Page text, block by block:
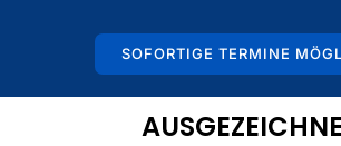
SOFORTIGE TERMINE